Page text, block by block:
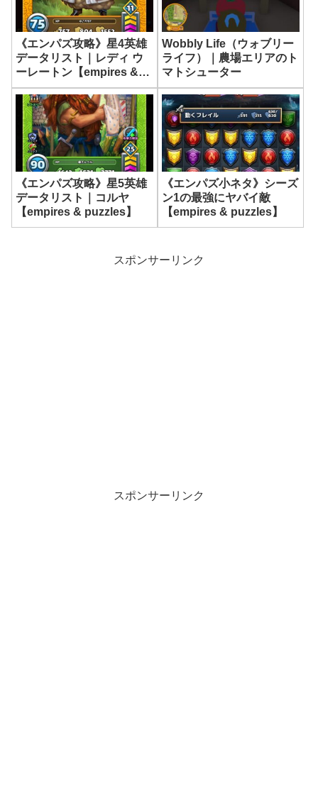
《エンパズ攻略》星4英雄
データリスト｜レディ ウ
ーレートン【empires &
puzzles】
Wobbly Life（ウォブリー
ライフ）｜農場エリアのト
マトシューター
《エンパズ攻略》星5英雄
データリスト｜コルヤ
【empires & puzzles】
《エンパズ小ネタ》シーズ
ン1の最強にヤバイ敵
【empires & puzzles】
スポンサーリンク
スポンサーリンク